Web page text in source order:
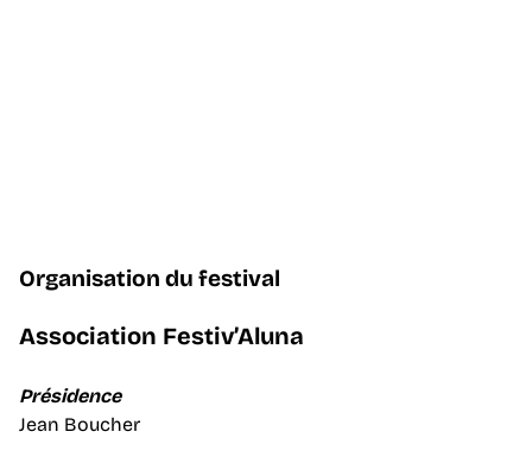
Organisation du festival
Association Festiv’Aluna
Présidence
Jean Boucher